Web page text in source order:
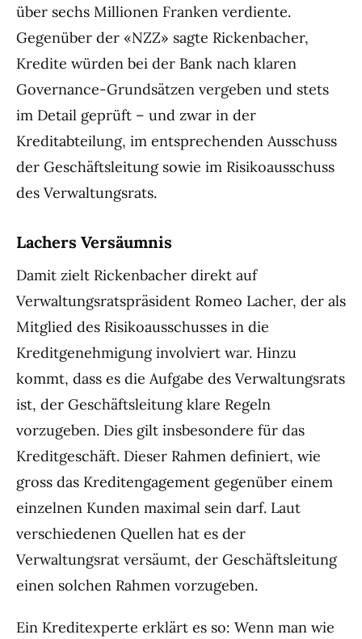
über sechs Millionen Franken verdiente.
Gegenüber der «NZZ» sagte Rickenbacher,
Kredite würden bei der Bank nach klaren
Governance-Grundsätzen vergeben und stets
im Detail geprüft – und zwar in der
Kreditabteilung, im entsprechenden Ausschuss
der Geschäftsleitung sowie im Risikoausschuss
des Verwaltungsrats.
Lachers Versäumnis
Damit zielt Rickenbacher direkt auf
Verwaltungsratspräsident Romeo Lacher, der als
Mitglied des Risikoausschusses in die
Kreditgenehmigung involviert war. Hinzu
kommt, dass es die Aufgabe des Verwaltungsrats
ist, der Geschäftsleitung klare Regeln
vorzugeben. Dies gilt insbesondere für das
Kreditgeschäft. Dieser Rahmen definiert, wie
gross das Kreditengagement gegenüber einem
einzelnen Kunden maximal sein darf. Laut
verschiedenen Quellen hat es der
Verwaltungsrat versäumt, der Geschäftsleitung
einen solchen Rahmen vorzugeben.
Ein Kreditexperte erklärt es so: Wenn man wie